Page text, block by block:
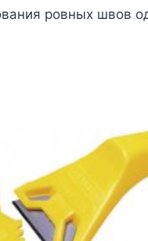
ровных швов